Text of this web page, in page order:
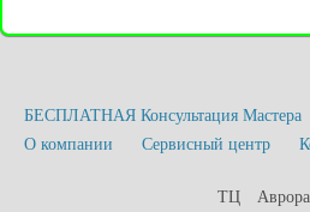
БЕСПЛАТНАЯ Консультация Мастера
О компании
Сервисный центр
ТЦ Аврора